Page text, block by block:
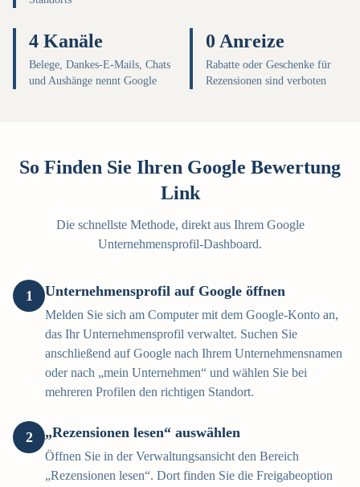
4 Kanäle
Belege, Dankes-E-Mails, Chats
und Aushänge nennt Google
0 Anreize
Rabatte oder Geschenke für
Rezensionen sind verboten
So Finden Sie Ihren Google Bewertung
Link
Die schnellste Methode, direkt aus Ihrem Google
Unternehmensprofil-Dashboard.
1 Unternehmensprofil auf Google öffnen
Melden Sie sich am Computer mit dem Google-Konto an,
das Ihr Unternehmensprofil verwaltet. Suchen Sie
anschließend auf Google nach Ihrem Unternehmensnamen
oder nach „mein Unternehmen“ und wählen Sie bei
mehreren Profilen den richtigen Standort.
2 „Rezensionen lesen“ auswählen
Öffnen Sie in der Verwaltungsansicht den Bereich
„Rezensionen lesen“. Dort finden Sie die Freigabeoption